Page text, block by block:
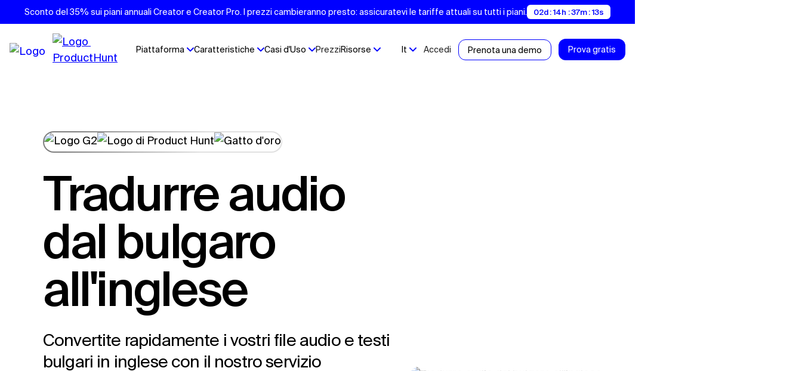
Sconto del 35% sui piani annuali Creator e Creator Pro. I prezzi cambieranno presto: assicuratevi le tariffe attuali su tutti i piani. 02d : 14h : 37m : 12s
Piattaforma Caratteristiche Casi d'Uso PrezziRisorse It Accedi Prenota una demo Prova gratis
Tradurre audio
dal bulgaro
all'inglese
Convertite rapidamente i vostri file audio e testi
bulgari in inglese con il nostro servizio